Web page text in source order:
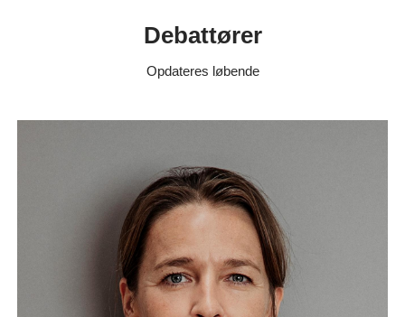
Debattører
Opdateres løbende